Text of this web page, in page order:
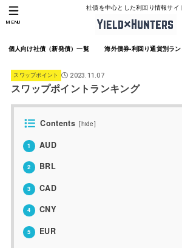
社債を中心とした利回り情報サイ
個人向け社債（新発債）一覧 海外債券-利回り通貨別ラ
MENU
スワップポイント 2023.11.07
スワップポイントランキング
Contents [hide]
1 AUD
2 BRL
3 CAD
4 CNY
5 EUR